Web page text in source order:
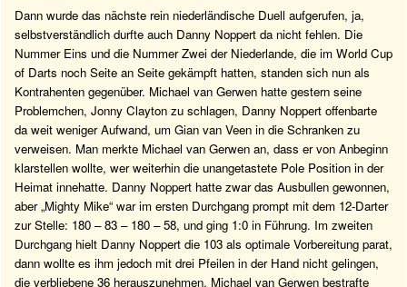
Dann wurde das nächste rein niederländische Duell aufgerufen, ja,
selbstverständlich durfte auch Danny Noppert da nicht fehlen. Die
Nummer Eins und die Nummer Zwei der Niederlande, die im World Cup
of Darts noch Seite an Seite gekämpft hatten, standen sich nun als
Kontrahenten gegenüber. Michael van Gerwen hatte gestern seine
Problemchen, Jonny Clayton zu schlagen, Danny Noppert offenbarte
da weit weniger Aufwand, um Gian van Veen in die Schranken zu
verweisen. Man merkte Michael van Gerwen an, dass er von Anbeginn
klarstellen wollte, wer weiterhin die unangetastete Pole Position in der
Heimat innehatte. Danny Noppert hatte zwar das Ausbullen gewonnen,
aber „Mighty Mike“ war im ersten Durchgang prompt mit dem 12-Darter
zur Stelle: 180 – 83 – 180 – 58, und ging 1:0 in Führung. Im zweiten
Durchgang hielt Danny Noppert die 103 als optimale Vorbereitung parat,
dann wollte es ihm jedoch mit drei Pfeilen in der Hand nicht gelingen,
die verbliebene 36 herauszunehmen, Michael van Gerwen bestrafte